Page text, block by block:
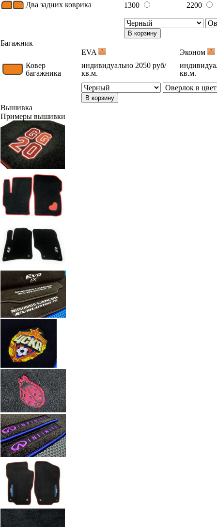
Два задних коврика 1300 2200
В корзину
Багажник
EVA
Эконом
Ковер
багажника
индивидуально 2050 руб/
кв.м.
кв.м.
В корзину
Вышивка
Примеры вышивки